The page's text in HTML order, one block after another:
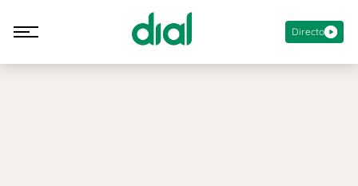
Directo